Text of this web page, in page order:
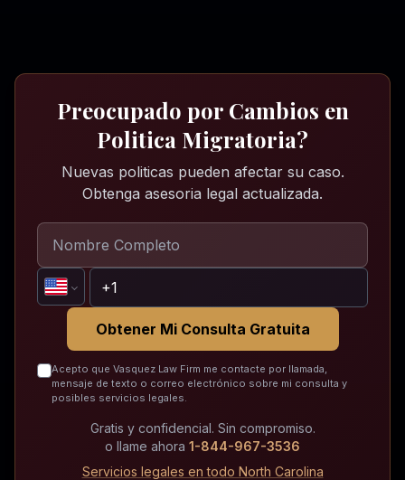
Preocupado por Cambios en
Politica Migratoria?
Nuevas politicas pueden afectar su caso.
Obtenga asesoria legal actualizada.
Obtener Mi Consulta Gratuita
Acepto que Vasquez Law Firm me contacte por llamada,
mensaje de texto o correo electrónico sobre mi consulta y
posibles servicios legales.
Gratis y confidencial. Sin compromiso.
o llame ahora 1-844-967-3536
Servicios legales en todo North Carolina